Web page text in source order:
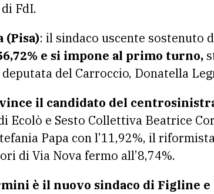
FdI.
(Pisa): il sindaco uscente sostenuto
e si impone al primo turno,
del Carroccio, Donatella
il candidato del
Ecolò e Sesto Collettiva Beatrice
Papa con l’11,92%, il
di Via Nova fermo all’8,74%.
è il nuovo sindaco di Figline